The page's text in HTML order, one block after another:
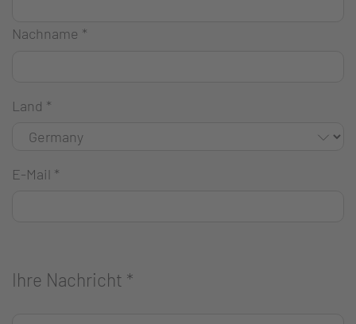
Nachname *
Land *
E-Mail *
Ihre Nachricht *